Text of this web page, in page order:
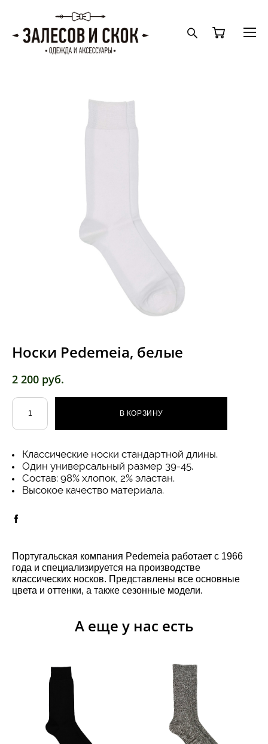
Носки Pedemeia, белые
2 200 pуб.
В КОРЗИНУ
Классические носки стандартной длины.
Один универсальный размер 39-45.
Состав: 98% хлопок, 2% эластан.
Высокое качество материала.
Португальская компания Pedemeia работает с 1966
года и специализируется на производстве
классических носков. Представлены все основные
цвета и оттенки, а также сезонные модели.
А еще у нас есть